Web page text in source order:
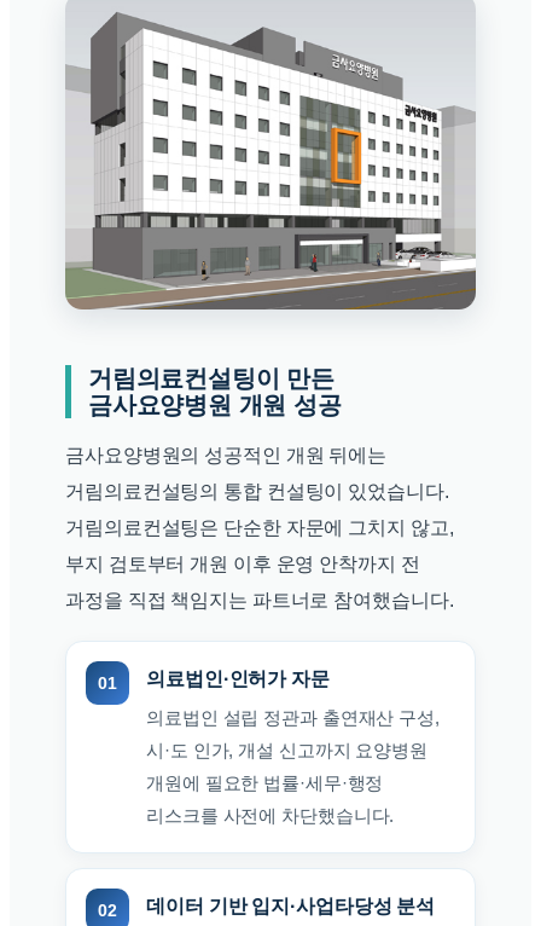
거림의료컨설팅이 만든
금사요양병원 개원 성공
금사요양병원의 성공적인 개원 뒤에는
거림의료컨설팅의 통합 컨설팅이 있었습니다.
거림의료컨설팅은 단순한 자문에 그치지 않고,
부지 검토부터 개원 이후 운영 안착까지 전
과정을 직접 책임지는 파트너로 참여했습니다.
의료법인·인허가 자문
의료법인 설립 정관과 출연재산 구성,
시·도 인가, 개설 신고까지 요양병원
개원에 필요한 법률·세무·행정
리스크를 사전에 차단했습니다.
데이터 기반 입지·사업타당성 분석